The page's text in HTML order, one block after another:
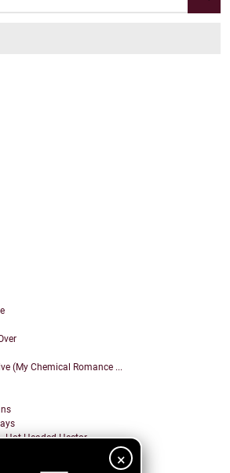
×
(My Chemical Romance ...
Hot Headed Hector